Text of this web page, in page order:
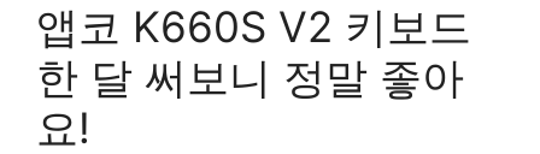
앱코 K660S V2 키보드
한 달 써보니 정말 좋아
요!